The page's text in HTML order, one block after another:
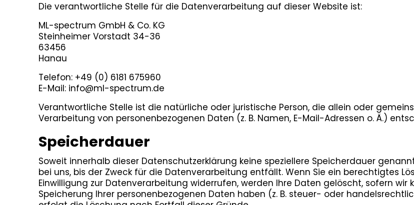
Die verantwortliche Stelle für die Datenverarbeitung auf dieser Website ist:
ML-spectrum GmbH & Co. KG
Steinheimer Vorstadt 34-36
63456
Hanau
Telefon: +49 (0) 6181 675960
E-Mail: info@ml-spectrum.de
Verantwortliche Stelle ist die natürliche oder juristische Person, die allein oder
Verarbeitung von personenbezogenen Daten (z. B. Namen, E-Mail-Adressen o. Ä.)
Speicherdauer
Soweit innerhalb dieser Datenschutzerklärung keine speziellere Speicherdauer
bei uns, bis der Zweck für die Datenverarbeitung entfällt. Wenn Sie ein berechtigtes
Einwilligung zur Datenverarbeitung widerrufen, werden Ihre Daten gelöscht, sofern
Speicherung Ihrer personenbezogenen Daten haben (z. B. steuer- oder